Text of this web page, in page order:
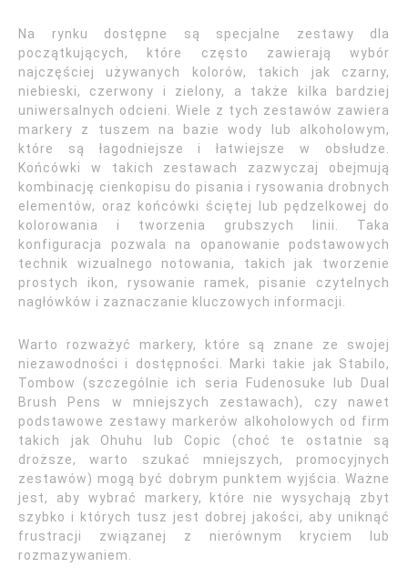
Na rynku dostępne są specjalne zestawy dla
początkujących, które często zawierają wybór
najczęściej używanych kolorów, takich jak czarny,
niebieski, czerwony i zielony, a także kilka bardziej
uniwersalnych odcieni. Wiele z tych zestawów zawiera
markery z tuszem na bazie wody lub alkoholowym,
które są łagodniejsze i łatwiejsze w obsłudze.
Końcówki w takich zestawach zazwyczaj obejmują
kombinację cienkopisu do pisania i rysowania drobnych
elementów, oraz końcówki ściętej lub pędzelkowej do
kolorowania i tworzenia grubszych linii. Taka
konfiguracja pozwala na opanowanie podstawowych
technik wizualnego notowania, takich jak tworzenie
prostych ikon, rysowanie ramek, pisanie czytelnych
nagłówków i zaznaczanie kluczowych informacji.
Warto rozważyć markery, które są znane ze swojej
niezawodności i dostępności. Marki takie jak Stabilo,
Tombow (szczególnie ich seria Fudenosuke lub Dual
Brush Pens w mniejszych zestawach), czy nawet
podstawowe zestawy markerów alkoholowych od firm
takich jak Ohuhu lub Copic (choć te ostatnie są
droższe, warto szukać mniejszych, promocyjnych
zestawów) mogą być dobrym punktem wyjścia. Ważne
jest, aby wybrać markery, które nie wysychają zbyt
szybko i których tusz jest dobrej jakości, aby uniknąć
frustracji związanej z nierównym kryciem lub
rozmazywaniem.